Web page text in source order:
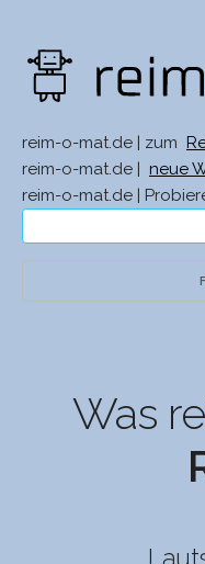
reim-o-mat.de | zum
reim-o-mat.de |
neue
reim-o-mat.de |
Was